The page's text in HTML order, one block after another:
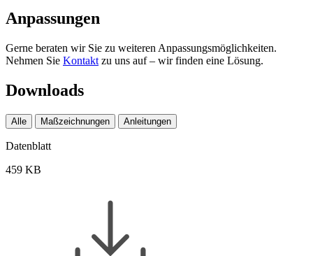
Anpassungen
Gerne beraten wir Sie zu weiteren Anpassungsmöglichkeiten.
Nehmen Sie Kontakt zu uns auf – wir finden eine Lösung.
Downloads
Alle Maßzeichnungen Anleitungen
Datenblatt
459 KB